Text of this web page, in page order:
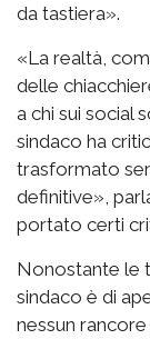
da tastiera».
«La realtà,
delle
a chi sui social
sindaco ha
trasformato
definitive»,
portato certi
Nonostante le
sindaco è di
nessun